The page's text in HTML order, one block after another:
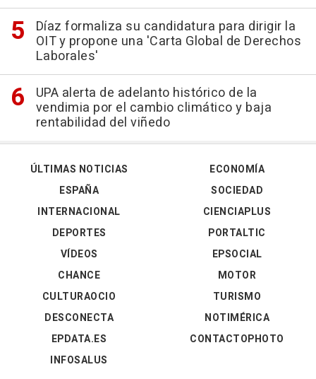
Díaz formaliza su candidatura para dirigir la
OIT y propone una 'Carta Global de Derechos
Laborales'
UPA alerta de adelanto histórico de la
vendimia por el cambio climático y baja
rentabilidad del viñedo
ÚLTIMAS NOTICIAS
ESPAÑA
INTERNACIONAL
DEPORTES
VÍDEOS
ECONOMÍA
SOCIEDAD
CIENCIAPLUS
PORTALTIC
EPSOCIAL
CHANCE
CULTURAOCIO
DESCONECTA
EPDATA.ES
INFOSALUS
MOTOR
TURISMO
NOTIMÉRICA
CONTACTOPHOTO